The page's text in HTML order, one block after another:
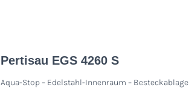
Pertisau EGS 4260 S
Aqua-Stop – Edelstahl-Innenraum – Besteckablage